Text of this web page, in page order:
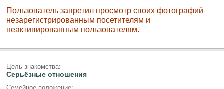
Пользователь запретил просмотр своих фотографий
незарегистрированным посетителям и
неактивированным пользователям.
Цель знакомства:
Серьёзные отношения